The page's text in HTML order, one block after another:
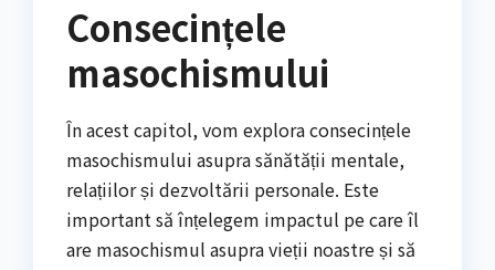
Consecințele
masochismului
În acest capitol, vom explora consecințele
masochismului asupra sănătății mentale,
relațiilor și dezvoltării personale. Este
important să înțelegem impactul pe care îl
are masochismul asupra vieții noastre și să